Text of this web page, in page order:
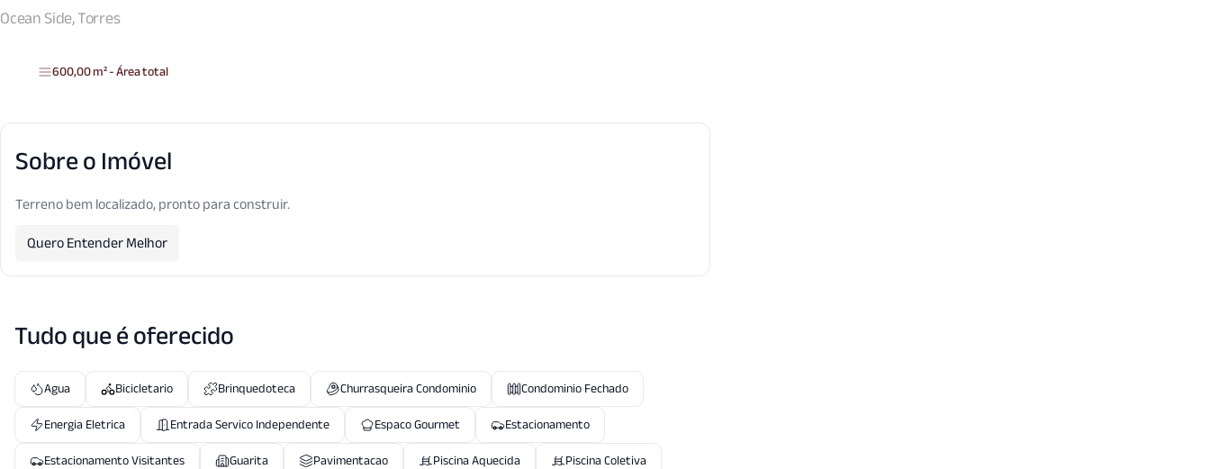
Ocean Side, Torres
600,00 m² - Área total
Sobre o Imóvel
Terreno bem localizado, pronto para construir.
Quero Entender Melhor
Tudo que é oferecido
Agua Bicicletario Brinquedoteca Churrasqueira Condominio
Condominio Fechado
Energia Eletrica
Entrada Servico Independente Espaco Gourmet
Estacionamento
Estacionamento Visitantes
Guarita Pavimentacao Piscina Aquecida
Piscina Coletiva